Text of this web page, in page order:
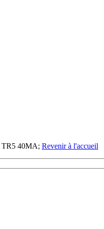
40MA; Revenir à l'accueil